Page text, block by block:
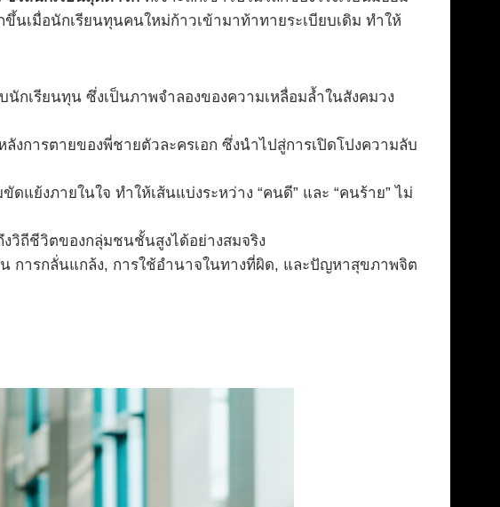
นเมื่อนักเรียนทุนคนใหม่ก้าวเข้ามาท้าทายระเบียบเดิม ทำให้
กเรียนทุน ซึ่งเป็นภาพจำลองของความเหลื่อมล้ำในสังคมวง
งการตายของพี่ชายตัวละครเอก ซึ่งนำไปสู่การเปิดโปงความลับ
ย้งภายในใจ ทำให้เส้นแบ่งระหว่าง “คนดี” และ “คนร้าย” ไม่
วิถีชีวิตของกลุ่มชนชั้นสูงได้อย่างสมจริง
การกลั่นแกล้ง, การใช้อำนาจในทางที่ผิด, และปัญหาสุขภาพจิต